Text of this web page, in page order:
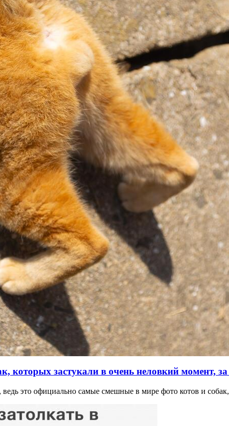
которых застукали в очень неловкий момент,
это официально самые смешные в мире фото котов и